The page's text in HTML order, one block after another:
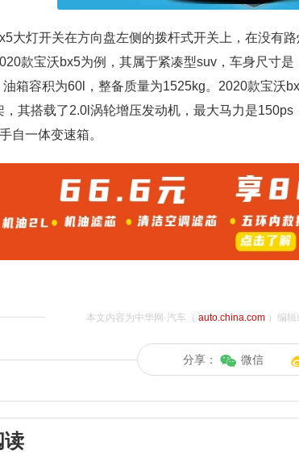
大灯开关在方向盘左侧的拨杆式开关上，在没有
款宝沃bx5为例，其属于紧凑型suv，车身尺寸
油箱容积为60l，整备质量为1525kg。2020款宝沃
，其搭载了2.0l涡轮增压发动机，最大马力是
自一体变速箱。
本文内容为中华网·汽车（ auto.china.com）编辑
分享： 微信
读